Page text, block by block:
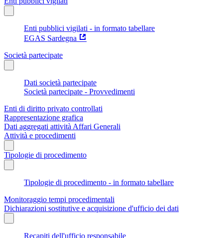
Enti pubblici vigilati - in formato tabellare
EGAS Sardegna
Società partecipate
Dati società partecipate
Società partecipate - Provvedimenti
Enti di diritto privato controllati
Rappresentazione grafica
Dati aggregati attività Affari Generali
Attività e procedimenti
Tipologie di procedimento
Tipologie di procedimento - in formato tabellare
Monitoraggio tempi procedimentali
Dichiarazioni sostitutive e acquisizione d'ufficio dei dati
Recapiti dell'ufficio responsabile